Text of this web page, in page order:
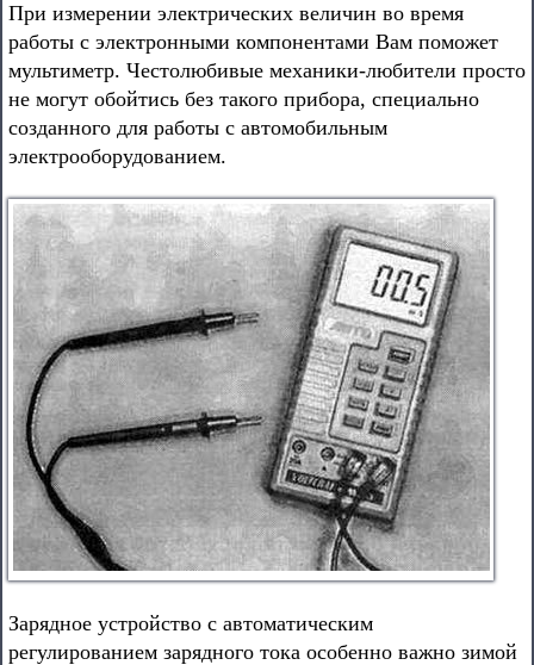
При измерении электрических величин во время
работы с электронными компонентами Вам поможет
мультиметр. Честолюбивые механики-любители просто
не могут обойтись без такого прибора, специально
созданного для работы с автомобильным
электрооборудованием.
Зарядное устройство с автоматическим
регулированием зарядного тока особенно важно зимой